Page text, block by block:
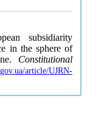
subsidiarity
in the sphere of
Constitutional
article/UJRN-